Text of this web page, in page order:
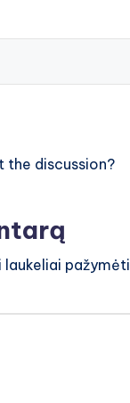
the discussion?
laukeliai pažymėti